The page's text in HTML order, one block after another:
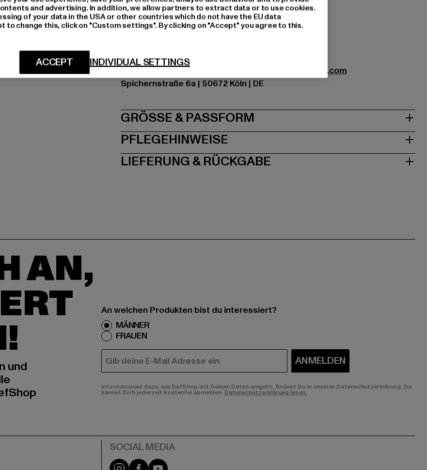
Farbe: olive
Hersteller Farbe: olive
Materialzusammensetzung: 100% Baumwolle
Hersteller: Brandit Textil GmbH |
info@brandit-wear.com
Spichernstraße 6a | 50672 Köln | DE
GRÖSSE & PASSFORM
PFLEGEHINWEISE
LIEFERUNG & RÜCKGABE
AN,
und
An welchen Produkten bist du interessiert?
MÄNNER
FRAUEN
E-MAIL ANMELDEN
Informationen dazu, wie DefShop mit Deinen Daten umgeht, findest Du in unserer Datenschutzerklärung. Du
kannst Dich jederzeit kostenfei abmelden. Datenschutzerklärung lesen.
Instagram
FacebookYouTube
and advertising. In addition, we allow partners to extract data or to use cookies.
of your data in the USA or other countries which do not have the EU data
to change this, click on "Custom settings". By clicking on "Accept" you agree to this.
INDIVIDUAL SETTINGS
ACCEPT